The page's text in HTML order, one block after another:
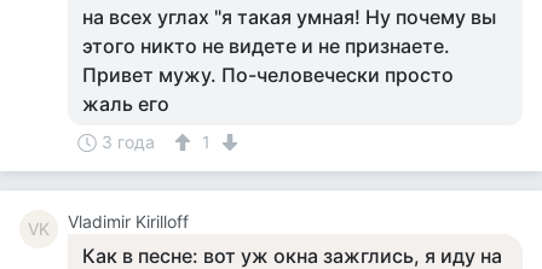
на всех углах "я такая умная! Ну почему вы
этого никто не видете и не признаете.
Привет мужу. По-человечески просто
жаль его
3 года 1
VK Vladimir Kirilloff
Как в песне: вот уж окна зажглись, я иду на